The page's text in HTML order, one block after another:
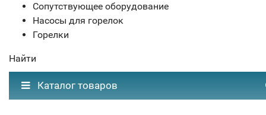
Сопутствующее оборудование
Насосы для горелок
Горелки
Найти
Каталог товаров